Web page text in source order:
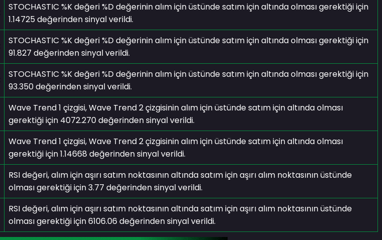
STOCHASTIC %K değeri %D değerinin alım için üstünde satım için altında olması gerektiği için
1.14725 değerinden sinyal verildi.
STOCHASTIC %K değeri %D değerinin alım için üstünde satım için altında olması gerektiği için
91.827 değerinden sinyal verildi.
STOCHASTIC %K değeri %D değerinin alım için üstünde satım için altında olması gerektiği için
93.350 değerinden sinyal verildi.
Wave Trend 1 çizgisi, Wave Trend 2 çizgisinin alım için üstünde satım için altında olması
gerektiği için 4072.270 değerinden sinyal verildi.
Wave Trend 1 çizgisi, Wave Trend 2 çizgisinin alım için üstünde satım için altında olması
gerektiği için 1.14668 değerinden sinyal verildi.
RSI değeri, alım için aşırı satım noktasının altında satım için aşırı alım noktasının üstünde
olması gerektiği için 3.77 değerinden sinyal verildi.
RSI değeri, alım için aşırı satım noktasının altında satım için aşırı alım noktasının üstünde
olması gerektiği için 6106.06 değerinden sinyal verildi.